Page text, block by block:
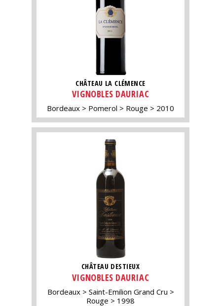
CHÂTEAU LA CLÉMENCE
VIGNOBLES DAURIAC
Bordeaux Pomerol Rouge 2010
CHÂTEAU DESTIEUX
VIGNOBLES DAURIAC
Bordeaux
Saint-Emilion Grand Cru
Rouge
1998